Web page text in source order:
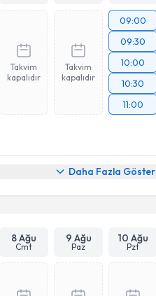
Takvim
kapalıdır
Takvim
kapalıdır
09:00
09:30
10:00
10:30
11:00
Daha Fazla Göster
8 Ağu
Cmt
9 Ağu
Paz
10 Ağu
Pzt